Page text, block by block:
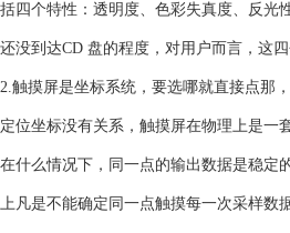
括四个特性：透明度、色彩失真度、反光
还没到达CD 盘的程度，对用户而言，这四
2.触摸屏是坐标系统，要选哪就直接点那
定位坐标没有关系，触摸屏在物理上是一
在什么情况下，同一点的输出数据是稳定
上凡是不能确定同一点触摸每一次采样数